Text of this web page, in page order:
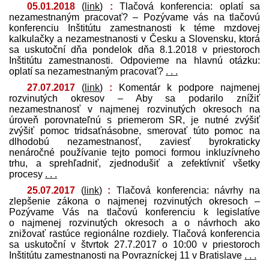
05.01.2018 ( link) : Tlačová konferencia: oplatí sa
nezamestnaným pracovať? – Pozývame vás na tlačovú
konferenciu Inštitútu zamestnanosti k téme mzdovej
kalkulačky a nezamestnanosti v Česku a Slovensku, ktorá
sa uskutoční dňa pondelok dňa 8.1.2018 v priestoroch
Inštitútu zamestnanosti. Odpovieme na hlavnú otázku:
oplatí sa nezamestnaným pracovať? . . .
27.07.2017 ( link) : Komentár k podpore najmenej
rozvinutých okresov – Aby sa podarilo znížiť
nezamestnanosť v najmenej rozvinutých okresoch na
úroveň porovnateľnú s priemerom SR, je nutné zvýšiť
zvýšiť pomoc tridsaťnásobne, smerovať túto pomoc na
dlhodobú nezamestnanosť, zaviesť byrokraticky
nenáročné používanie tejto pomoci formou inkluzívneho
trhu, a sprehľadniť, zjednodušiť a zefektívniť všetky
procesy . . .
25.07.2017 (link) : Tlačová konferencia: návrhy na
zlepšenie zákona o najmenej rozvinutých okresoch –
Pozývame Vás na tlačovú konferenciu k legislatíve
o najmenej rozvinutých okresoch a o návrhoch ako
znižovať rastúce regionálne rozdiely. Tlačová konferencia
sa uskutoční v štvrtok 27.7.2017 o 10:00 v priestoroch
Inštitútu zamestnanosti na Povrazníckej 11 v Bratislave . . .